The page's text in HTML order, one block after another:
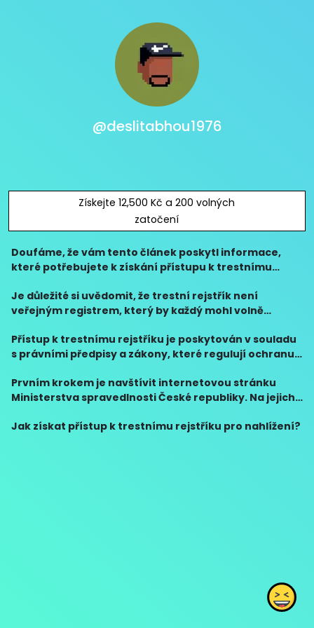
@deslitabhou1976
Získejte 12,500 Kč a 200 volných
zatočení
Doufáme, že vám tento článek poskytl informace,
které potřebujete k získání přístupu k trestnímu
informace musí být v souladu s platnými zákony a po
Je důležité si uvědomit, že trestní rejstřík není
veřejným registrem, který by každý mohl volně
zákonem a musíte mít oprávnění nebo legální důvod
pr
Přístup k trestnímu rejstříku je poskytován v souladu
s právními předpisy a zákony, které regulují ochranu
rejstříku mohou být použity pouze pro legální ú
Prvním krokem je navštívit internetovou stránku
Ministerstva spravedlnosti České republiky. Na jejich
nahlížení. Zde budete potřebovat vyplnit ž
Jak získat přístup k trestnímu rejstříku pro nahlížení?